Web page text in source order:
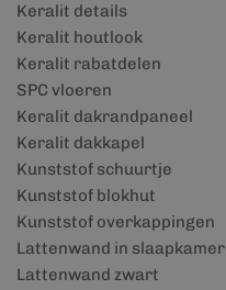
Keralit details
Keralit houtlook
Keralit rabatdelen
SPC vloeren
Keralit dakrandpaneel
Keralit dakkapel
Kunststof schuurtje
Kunststof blokhut
Kunststof overkappingen
Lattenwand in slaapkamer
Lattenwand zwart